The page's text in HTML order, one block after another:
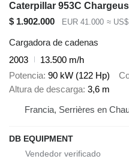
Caterpillar 953C
$ 1.902.000
EUR 41.000 ≈
Cargadora de cadenas
2003
13.500 m/h
Potencia 90 kW (122 Hp)
Altura de descarga 3,6 m
Francia, Serrières en
DB EQUIPMENT